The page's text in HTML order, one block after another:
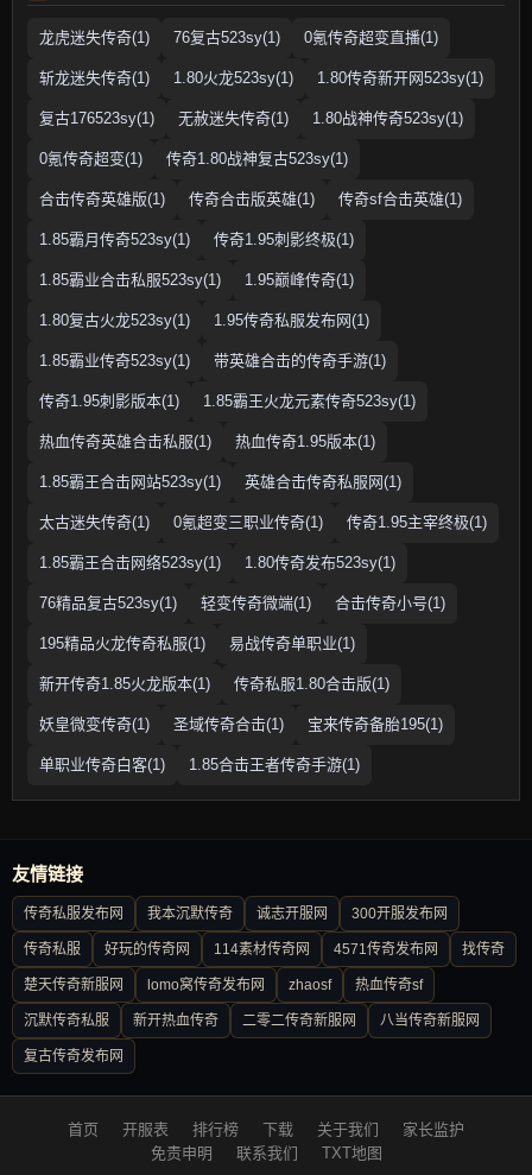
龙虎迷失传奇(1) 76复古523sy(1) 0氪传奇超变直播(1)
斩龙迷失传奇(1) 1.80火龙523sy(1) 1.80传奇新开网523sy(1)
复古176523sy(1) 无赦迷失传奇(1) 1.80战神传奇523sy(1)
0氪传奇超变(1) 传奇1.80战神复古523sy(1)
合击传奇英雄版(1) 传奇合击版英雄(1) 传奇sf合击英雄(1)
1.85霸月传奇523sy(1) 传奇1.95刺影终极(1)
1.85霸业合击私服523sy(1) 1.95巅峰传奇(1)
1.80复古火龙523sy(1) 1.95传奇私服发布网(1)
1.85霸业传奇523sy(1) 带英雄合击的传奇手游(1)
传奇1.95刺影版本(1) 1.85霸王火龙元素传奇523sy(1)
热血传奇英雄合击私服(1) 热血传奇1.95版本(1)
1.85霸王合击网站523sy(1) 英雄合击传奇私服网(1)
太古迷失传奇(1) 0氪超变三职业传奇(1) 传奇1.95主宰终极(1)
1.85霸王合击网络523sy(1) 1.80传奇发布523sy(1)
76精品复古523sy(1) 轻变传奇微端(1) 合击传奇小号(1)
195精品火龙传奇私服(1) 易战传奇单职业(1)
新开传奇1.85火龙版本(1) 传奇私服1.80合击版(1)
妖皇微变传奇(1) 圣域传奇合击(1) 宝来传奇备胎195(1)
单职业传奇白客(1) 1.85合击王者传奇手游(1)
友情链接
传奇私服发布网 我本沉默传奇 诚志开服网 300开服发布网
传奇私服 好玩的传奇网 114素材传奇网 4571传奇发布网 找传奇
楚天传奇新服网 lomo窝传奇发布网 zhaosf 热血传奇sf
沉默传奇私服 新开热血传奇 二零二传奇新服网 八当传奇新服网
复古传奇发布网
首页 开服表 排行榜 下载 关于我们
家长监护
免责申明
联系我们 TXT地图